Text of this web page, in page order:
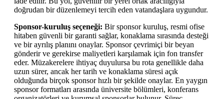
doğrudan bir düzenlemeyi tercih eden vatandaşlara uygundur.
Sponsor-kuruluş seçeneği: Bir sponsor kuruluş, resmi ofise
hitaben güvenli bir garanti sağlar, konaklama sırasında desteği
ve bir ayrılış planını onaylar. Sponsor çevrimiçi bir beyan
gönderir ve gerekirse maliyetleri karşılamak için fon transfer
eder. Müzakerelere ihtiyaç duyulursa bu rota genellikle daha
uzun sürer, ancak her tarih ve konaklama süresi açık
olduğunda birçok sponsor hızlı bir şekilde onaylar. En yaygın
sponsor formatları arasında üniversite bölümleri, konferans